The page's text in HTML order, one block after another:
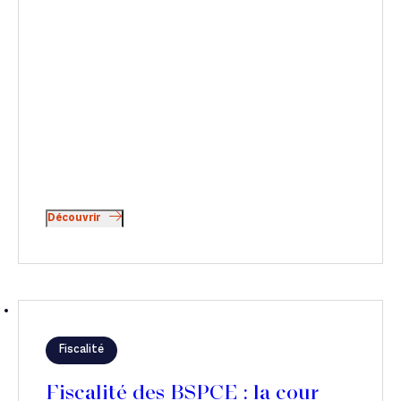
Découvrir
Fiscalité
Fiscalité des BSPCE : la cour